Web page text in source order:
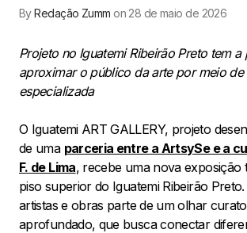
ByRedação Zumm on 28 de maio de 2026
Projeto no Iguatemi Ribeirão Preto tem
aproximar o público da arte por meio de
especializada
O Iguatemi ART GALLERY, projeto
de uma parceria entre a ArtsySe e a
F. de Lima, recebe uma nova exposição
piso superior do Iguatemi Ribeirão
artistas e obras parte de um olhar
aprofundado, que busca conectar